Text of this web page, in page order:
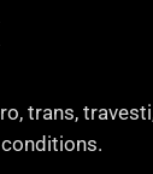
trans,